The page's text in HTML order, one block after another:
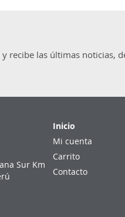
recibe las últimas noticias,
Sur Km
Inicio
Mi cuenta
Carrito
Contacto